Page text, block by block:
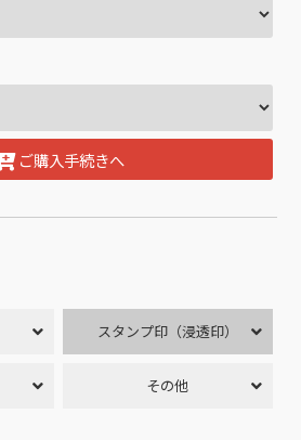
ご購入手続きへ
スタンプ印（浸透印）
その他